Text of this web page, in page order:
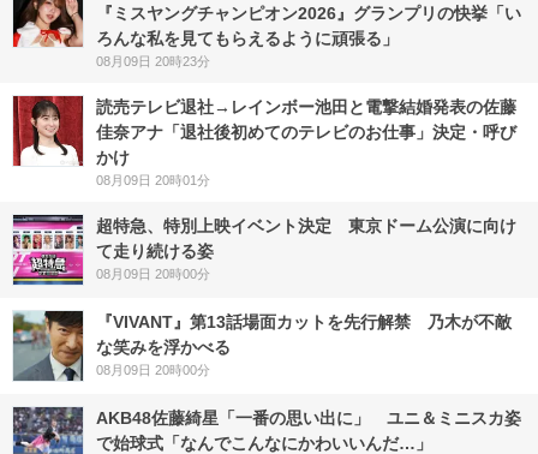
『ミスヤングチャンピオン2026』グランプリの快挙「い
ろんな私を見てもらえるように頑張る」
08月09日 20時23分
読売テレビ退社→レインボー池田と電撃結婚発表の佐藤
佳奈アナ「退社後初めてのテレビのお仕事」決定・呼び
かけ
08月09日 20時01分
超特急、特別上映イベント決定 東京ドーム公演に向け
て走り続ける姿
08月09日 20時00分
『VIVANT』第13話場面カットを先行解禁 乃木が不敵
な笑みを浮かべる
08月09日 20時00分
AKB48佐藤綺星「一番の思い出に」 ユニ＆ミニスカ姿
で始球式「なんでこんなにかわいいんだ…」